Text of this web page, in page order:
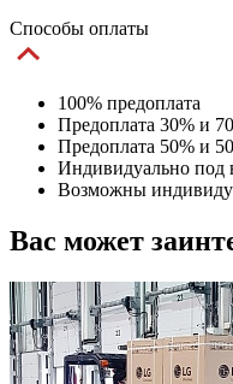
Способы оплаты
100% предоплата
Предоплата 30% и
Предоплата 50% и
Индивидуально под
Возможны
Вас может